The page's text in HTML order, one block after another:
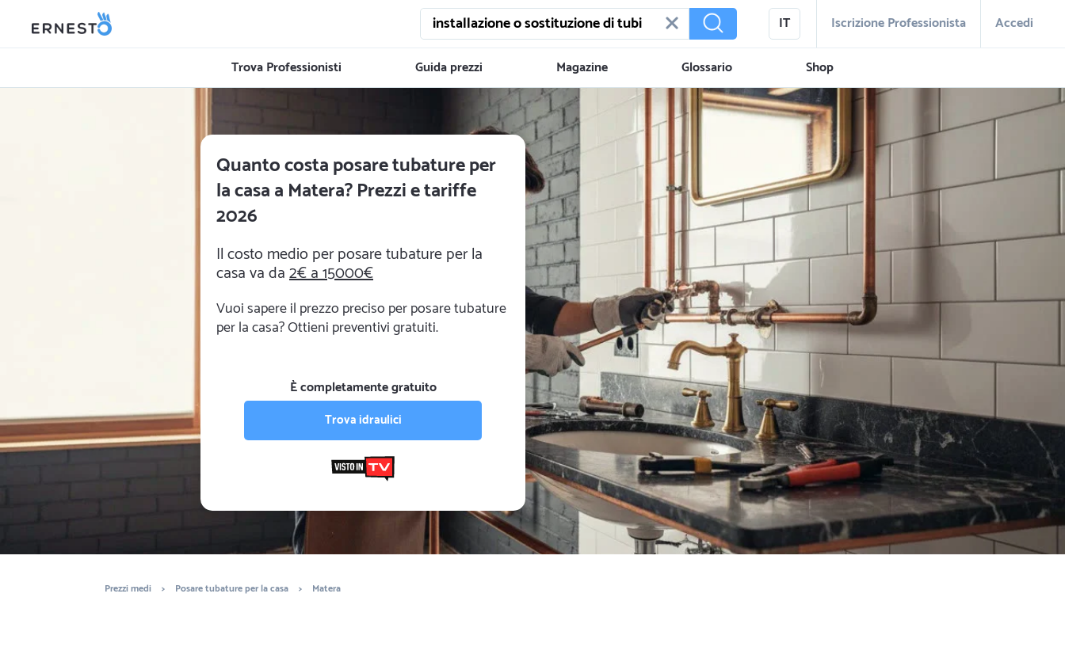
IT Iscrizione Professionista Accedi
Trova Professionisti Guida prezzi Magazine Glossario Shop
Quanto costa posare tubature per
la casa a Matera? Prezzi e tariffe
2026
Il costo medio per posare tubature per la
casa va da2€ a 15000€
Vuoi sapere il prezzo preciso per posare tubature
per la casa? Ottieni preventivi gratuiti.
È completamente gratuito
Trova idraulici
Prezzi medi > Posare tubature per la casa > Matera